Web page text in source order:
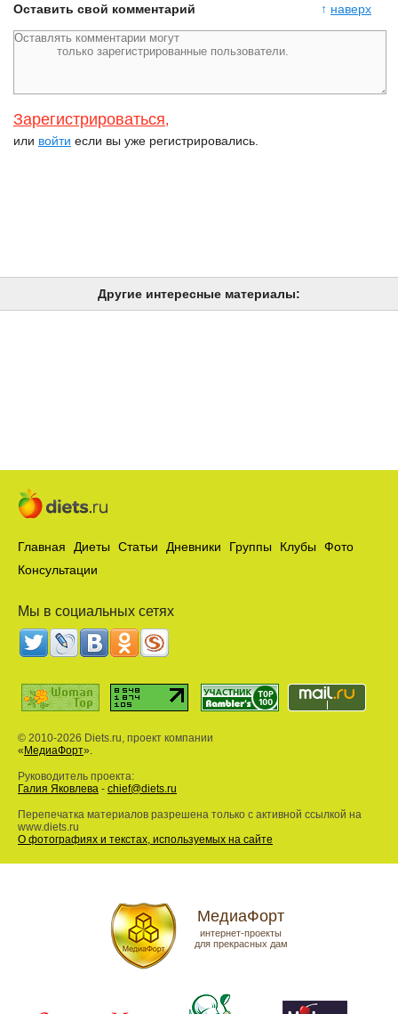
↑ наверх
Оставить свой комментарий
Зарегистрироваться,
или войти если вы уже регистрировались.
Другие интересные материалы:
Главная Диеты Статьи Дневники Группы Клубы
Фото
Консультации
Мы в социальных сетях
© 2010-2026 Diets.ru, проект компании
«МедиаФорт».
Руководитель проекта:
Галия Яковлева - chief@diets.ru
Перепечатка материалов разрешена только с активной ссылкой на
www.diets.ru
О фотографиях и текстах, используемых на сайте
МедиаФорт
интернет-проекты
для прекрасных дам